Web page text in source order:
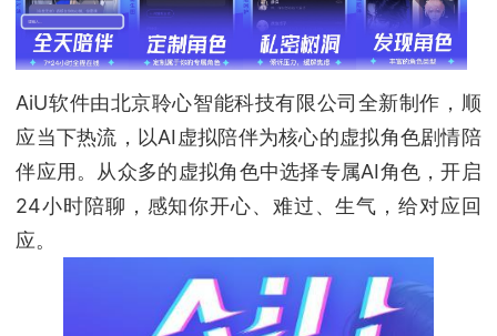
AiU软件由北京聆心智能科技有限公司全新制作，顺
应当下热流，以AI虚拟陪伴为核心的虚拟角色剧情陪
伴应用。从众多的虚拟角色中选择专属AI角色，开启
24小时陪聊，感知你开心、难过、生气，给对应回
应。